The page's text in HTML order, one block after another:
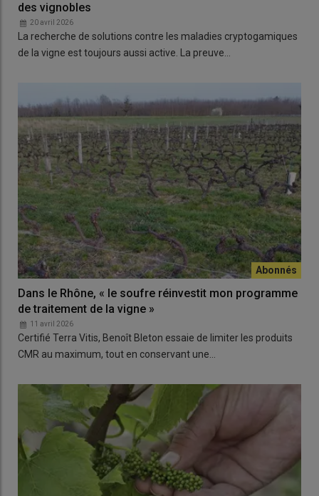
des vignobles
20 avril 2026
La recherche de solutions contre les maladies cryptogamiques
de la vigne est toujours aussi active. La preuve…
Dans le Rhône, « le soufre réinvestit mon programme
de traitement de la vigne »
11 avril 2026
Certifié Terra Vitis, Benoît Bleton essaie de limiter les produits
CMR au maximum, tout en conservant une…